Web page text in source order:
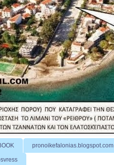
pronoikefalonias.blogspot.com